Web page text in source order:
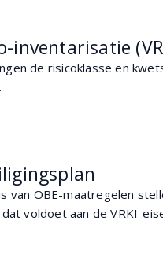
inventarisatie
de risicoklasse en
van OBE-maatregelen
voldoet aan de VRKI-